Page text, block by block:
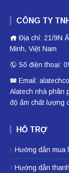
CÔNG TY
Địa chỉ: 21/9N
Minh, Việt Nam
Số điện thoại:
Email:
Alatech nhà phân
độ ẩm chất lượng
HỖ TRỢ
Hướng dẫn mua
Hướng dẫn